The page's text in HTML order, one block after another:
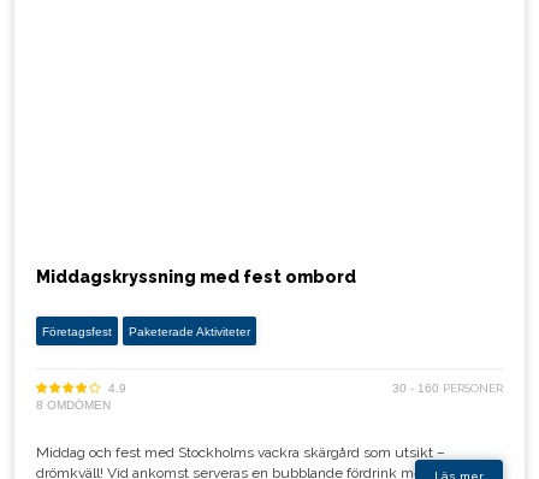
Middagskryssning med fest ombord
Företagsfest Paketerade Aktiviteter
4.9 30 - 160 PERSONER
8 OMDÖMEN
Middag och fest med Stockholms vackra skärgård som utsikt –
drömkväll! Vid ankomst serveras en bubblande fördrink medan niLäs mer